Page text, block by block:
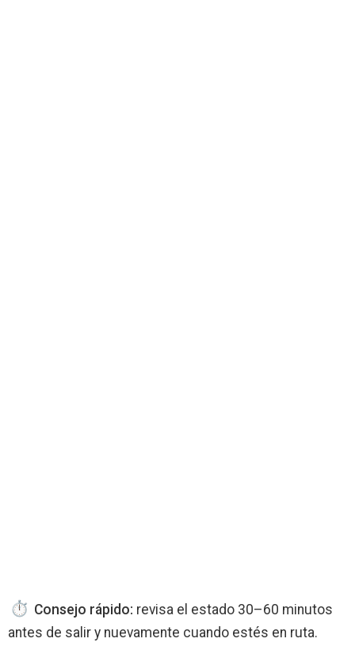
Consejo rápido: revisa el estado 30–60 minutos
antes de salir y nuevamente cuando estés en ruta.